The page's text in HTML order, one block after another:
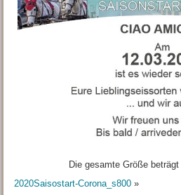
Die gesamte Größe beträgt
2020Saisostart-Corona_s800 »